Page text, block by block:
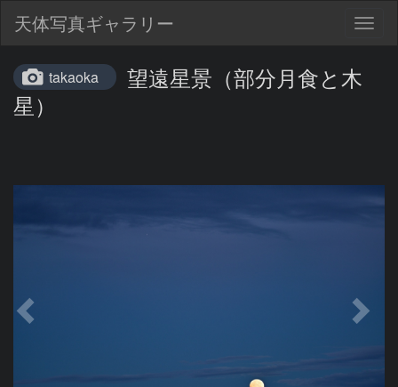
天体写真ギャラリー
takaoka
望遠星景（部分月食と木
星）